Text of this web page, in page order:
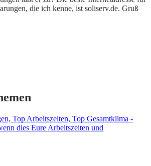
die ich kenne, ist soliserv.de. Gruß
Top Arbeitszeiten, Top Gesamtklima -
dies Eure Arbeitszeiten und